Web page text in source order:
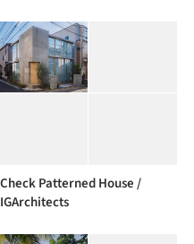
Check Patterned House /
IGArchitects